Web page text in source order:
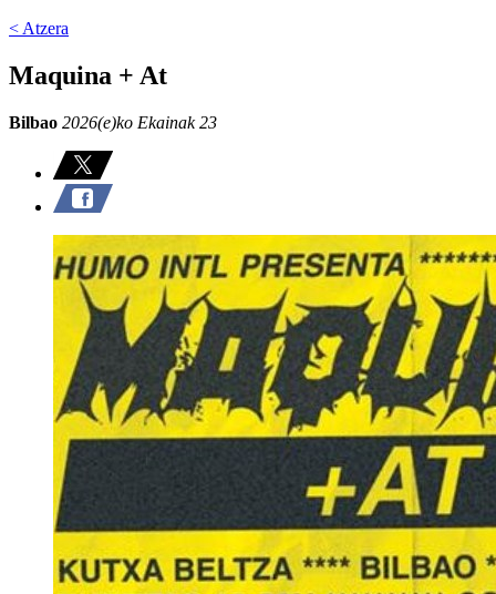
< Atzera
Maquina + At
Bilbao 2026(e)ko Ekainak 23